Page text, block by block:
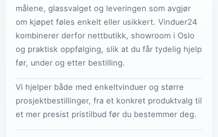
målene, glassvalget og leveringen som avgjør
om kjøpet føles enkelt eller usikkert. Vinduer24
kombinerer derfor nettbutikk, showroom i Oslo
og praktisk oppfølging, slik at du får tydelig hjelp
før, under og etter bestilling.
Vi hjelper både med enkeltvinduer og større
prosjektbestillinger, fra et konkret produktvalg til
et mer presist pristilbud før du bestemmer deg.